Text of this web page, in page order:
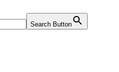
Search Button